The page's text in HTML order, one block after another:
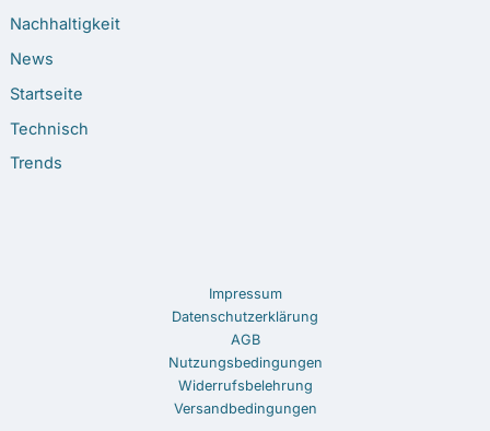
Nachhaltigkeit
News
Startseite
Technisch
Trends
Impressum
Datenschutzerklärung
AGB
Nutzungsbedingungen
Widerrufsbelehrung
Versandbedingungen